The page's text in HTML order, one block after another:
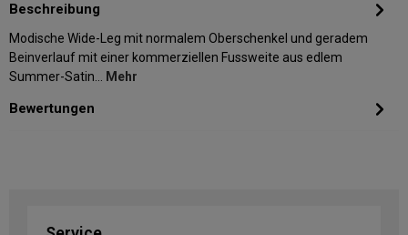
Beschreibung
Modische Wide-Leg mit normalem Oberschenkel und geradem
Beinverlauf mit einer kommerziellen Fussweite aus edlem
Summer-Satin… Mehr
Bewertungen